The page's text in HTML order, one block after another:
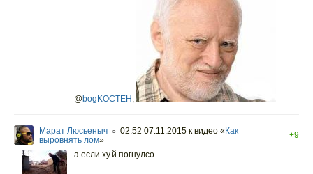
@bogKOCTEH ,
Марат Люсьеныч ○ 02:52 07.11.2015 к видео « Как
выровнять лом»
+9
а если ху.й погнулсо